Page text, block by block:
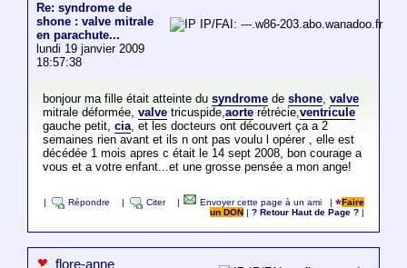
Re: syndrome de
shone : valve mitrale
en parachute...
lundi 19 janvier 2009
18:57:38
IP/FAI: ---.w86-203.abo.wanadoo.fr
bonjour ma fille était atteinte du syndromede shone, valve
mitrale déformée, valvetricuspide,aorterétrécie,ventricule
gauche petit, cia, et les docteurs ont découvert ça a 2
semaines rien avant et ils n ont pas voulu l opérer , elle est
décédée 1 mois apres c était le 14 sept 2008, bon courage a
vous et a votre enfant...et une grosse pensée a mon ange!
Répondre Citer Envoyer cette page à un ami |
Faire
un DON
|? Retour Haut de Page ?
flore-anne